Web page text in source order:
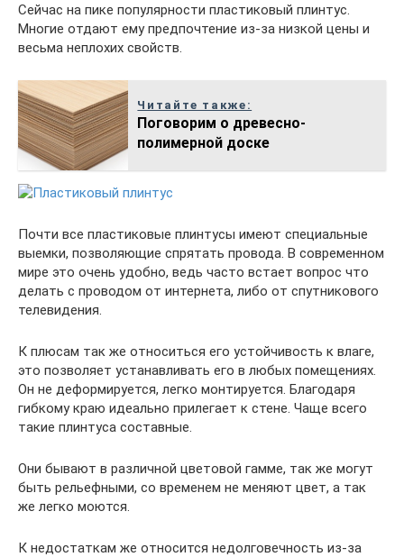
Сейчас на пике популярности пластиковый плинтус.
Многие отдают ему предпочтение из-за низкой цены и
весьма неплохих свойств.
Читайте также:
Поговорим о древесно-
полимерной доске
Почти все пластиковые плинтусы имеют специальные
выемки, позволяющие спрятать провода. В современном
мире это очень удобно, ведь часто встает вопрос что
делать с проводом от интернета, либо от спутникового
телевидения.
К плюсам так же относиться его устойчивость к влаге,
это позволяет устанавливать его в любых помещениях.
Он не деформируется, легко монтируется. Благодаря
гибкому краю идеально прилегает к стене. Чаще всего
такие плинтуса составные.
Они бывают в различной цветовой гамме, так же могут
быть рельефными, со временем не меняют цвет, а так
же легко моются.
К недостаткам же относится недолговечность из-за